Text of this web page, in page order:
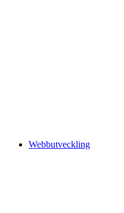
Webbutveckling